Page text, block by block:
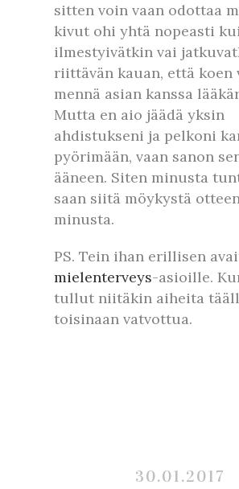
sitten voin vaan odottaa
kivut ohi yhtä nopeasti
ilmestyivätkin vai
riittävän kauan, että koen
mennä asian kanssa
Mutta en aio jäädä yksin
ahdistukseni ja pelkoni
pyörimään, vaan sanon
ääneen. Siten minusta
saan siitä möykystä
minusta.
PS. Tein ihan erillisen
mielenterveys-asioille.
tullut niitäkin aiheita
toisinaan vatvottua.
30.01.2017